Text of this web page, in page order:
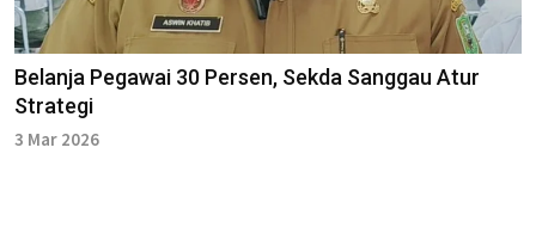
Belanja Pegawai 30 Persen, Sekda Sanggau Atur
Strategi
3 Mar 2026